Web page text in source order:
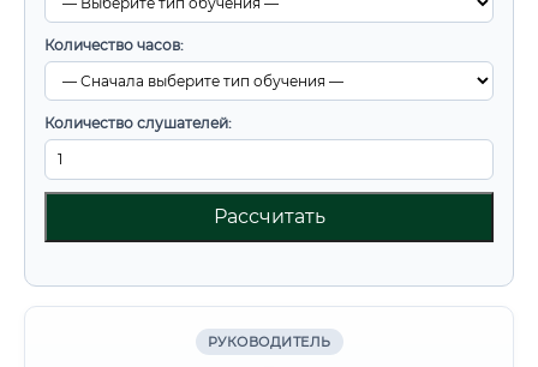
Количество часов:
Количество слушателей:
Рассчитать
РУКОВОДИТЕЛЬ